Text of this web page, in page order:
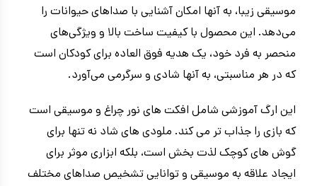
موسیقی زیبا، به آنها امکان آشنایی با صداهای حیوانات را
می‌دهد. این محصول با کیفیت ساخت بالا و ویژگی‌های
منحصر به فرد خود، یک هدیه فوق العاده برای کودکان است
که در هر مناسبتی، به آنها شادی و سرگرمی می‌آورد.
این ارگ آموزشی شامل افکت های نور چراغ و موسیقی است
که بازی را جذاب تر می کند. ملودی های شاد نه تنها برای
گوش های کوچک لذت بخش است، بلکه ابزاری موثر برای
ایجاد علاقه به موسیقی و توانایی تشخیص صداهای مختلف